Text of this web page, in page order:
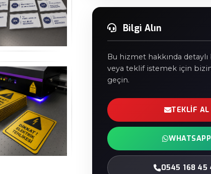
Bilgi Alın
Bu hizmet hakkında
veya teklif istemek için
geçin.
TEKLIF AL
WHATSAPP
0545 168 45